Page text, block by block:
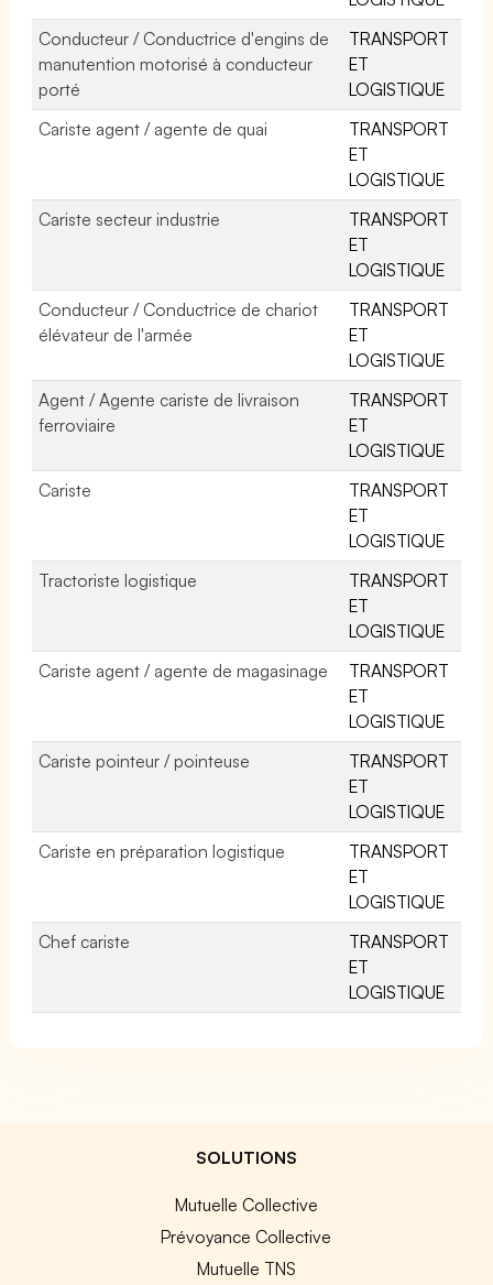
Conducteur / Conductrice d'engins de
manutention motorisé à conducteur
porté
TRANSPORT
ET
LOGISTIQUE
Cariste agent / agente de quai
TRANSPORT
ET
LOGISTIQUE
Cariste secteur industrie
TRANSPORT
ET
LOGISTIQUE
Conducteur / Conductrice de chariot
élévateur de l'armée
TRANSPORT
ET
LOGISTIQUE
Agent / Agente cariste de livraison
ferroviaire
TRANSPORT
ET
LOGISTIQUE
Cariste
TRANSPORT
ET
LOGISTIQUE
Tractoriste logistique
TRANSPORT
ET
LOGISTIQUE
Cariste agent / agente de magasinage
TRANSPORT
ET
LOGISTIQUE
Cariste pointeur / pointeuse
TRANSPORT
ET
LOGISTIQUE
Cariste en préparation logistique
TRANSPORT
ET
LOGISTIQUE
Chef cariste
TRANSPORT
ET
LOGISTIQUE
SOLUTIONS
Mutuelle Collective
Prévoyance Collective
Mutuelle TNS